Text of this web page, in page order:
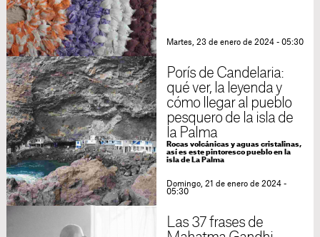
Martes, 23 de enero de 2024 - 05:30
Porís de Candelaria:
qué ver, la leyenda y
cómo llegar al pueblo
pesquero de la isla de
la Palma
Rocas volcánicas y aguas cristalinas,
así es este pintoresco pueblo en la
isla de La Palma
Domingo, 21 de enero de 2024 -
05:30
Las 37 frases de